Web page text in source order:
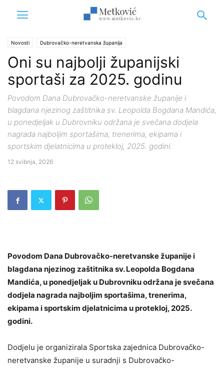
Novosti Dubrovačko-neretvanska županija
Oni su najbolji županijski
sportaši za 2025. godinu
Povodom Dana Dubrovačko-neretvanske županije i
blagdana njezinog zaštitnika sv. Leopolda Bogdana Mandića,
u ponedjeljak u Dubrovniku održana je svečana dodjela
nagrada najboljim sportašima, trenerima, ekipama i
sportskim djelatnicima u protekloj, 2025. godini.
12 svibnja, 2026
Povodom Dana Dubrovačko-neretvanske županije i
blagdana njezinog zaštitnika sv. Leopolda Bogdana
Mandića, u ponedjeljak u Dubrovniku održana je svečana
dodjela nagrada najboljim sportašima, trenerima,
ekipama i sportskim djelatnicima u protekloj, 2025.
godini.
Dodjelu je organizirala Sportska zajednica Dubrovačko-
neretvanske županije u suradnji s Dubrovačko-